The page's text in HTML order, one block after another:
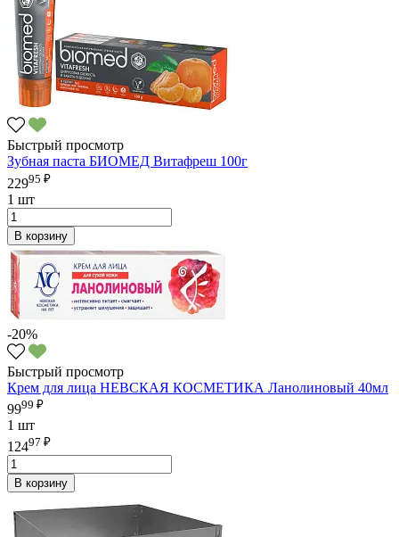
Быстрый просмотр
Зубная паста БИОМЕД Витафреш 100г
22995 ₽
1 шт
В корзину
-20%
Быстрый просмотр
Крем для лица НЕВСКАЯ КОСМЕТИКА Ланолиновый 40мл
9999 ₽
1 шт
12497 ₽
В корзину